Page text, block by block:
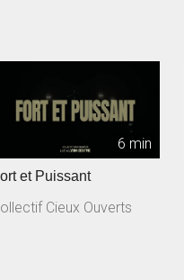
6 min
et Puissant
Cieux Ouverts